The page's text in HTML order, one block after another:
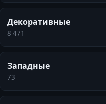
Декоративные
8 471
Западные
73